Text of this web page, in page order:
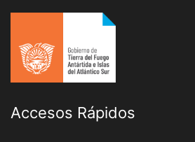
Accesos Rápidos